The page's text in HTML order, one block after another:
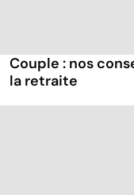
Couple : nos
la retraite